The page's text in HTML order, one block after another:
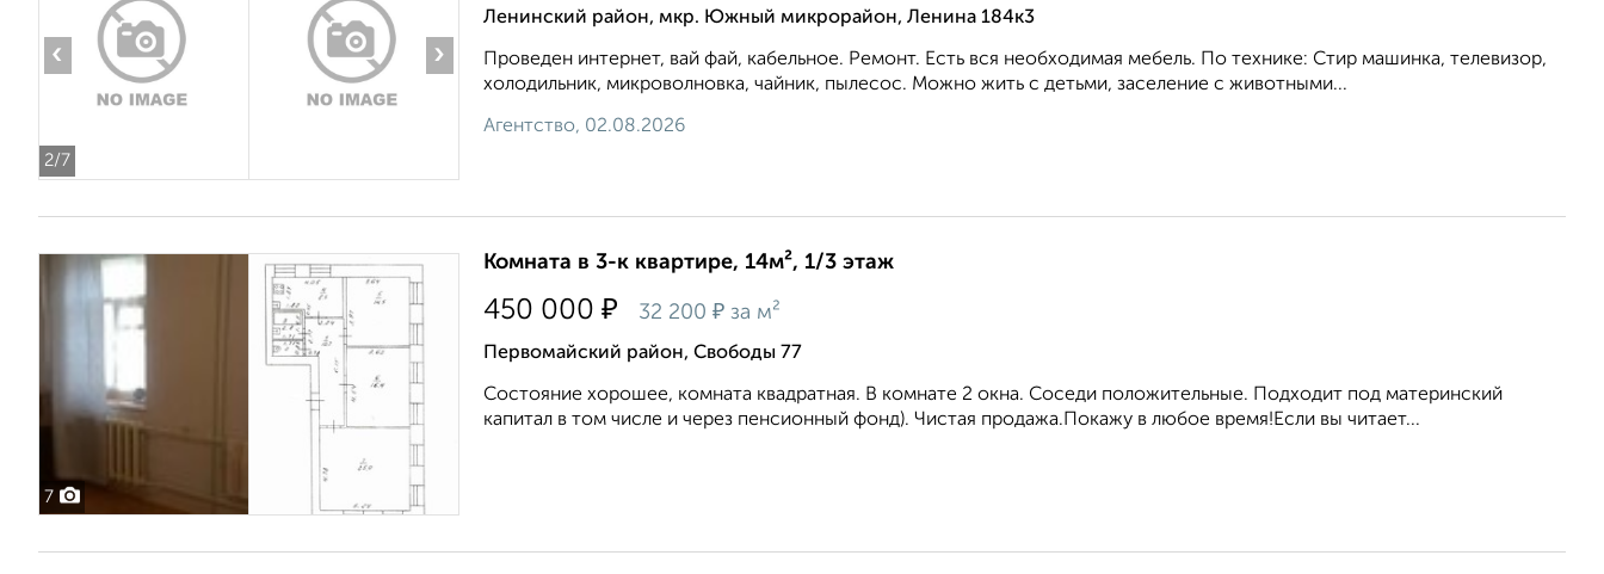
2/7
‹ ›
Ленинский район, мкр. Южный микрорайон, Ленина 184к3
Проведен интернет, вай фай, кабельное. Ремонт. Есть вся необходимая мебель. По технике: Стир машинка, телевизор,
холодильник, микроволновка, чайник, пылесос. Можно жить с детьми, заселение с животными...
Агентство, 02.08.2026
7
Комната в 3-к квартире, 14м², 1/3 этаж
450 000 ₽ 32 200 ₽ за м²
Первомайский район, Свободы 77
Состояние хорошее, комната квадратная. В комнате 2 окна. Соседи положительные. Подходит под материнский
капитал в том числе и через пенсионный фонд). Чистая продажа.Покажу в любое время!Если вы читает...